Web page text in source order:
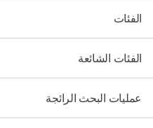
الفئات
الفئات الشائعة
عمليات البحث الرائجة